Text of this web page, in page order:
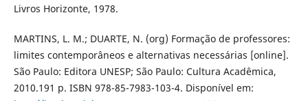
Livros Horizonte, 1978.
MARTINS, L. M.; DUARTE, N. (org) Formação de professores:
limites contemporâneos e alternativas necessárias [online].
São Paulo: Editora UNESP; São Paulo: Cultura Acadêmica,
2010.191 p. ISBN 978-85-7983-103-4. Disponível em: